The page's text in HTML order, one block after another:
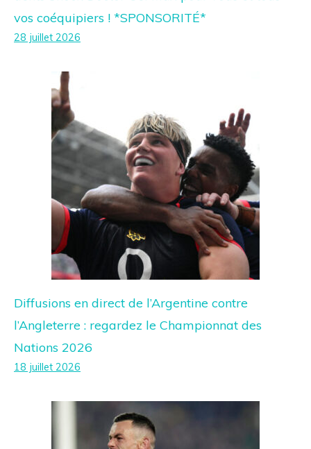
vos coéquipiers ! *SPONSORITÉ*
28 juillet 2026
Diffusions en direct de l’Argentine contre
l’Angleterre : regardez le Championnat des
Nations 2026
18 juillet 2026